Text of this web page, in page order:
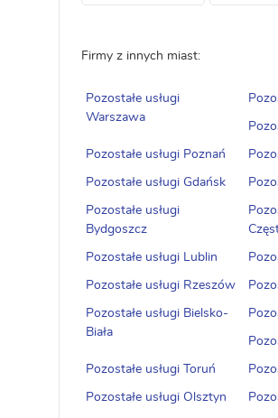
Firmy z innych miast:
Pozostałe usługi
Warszawa
Pozostałe usługi Poznań
Pozostałe usługi Gdańsk
Pozostałe usługi
Bydgoszcz
Pozostałe usługi Lublin
Pozostałe usługi Rzeszów
Pozostałe usługi Bielsko-
Biała
Pozostałe usługi Toruń
Pozostałe usługi Olsztyn